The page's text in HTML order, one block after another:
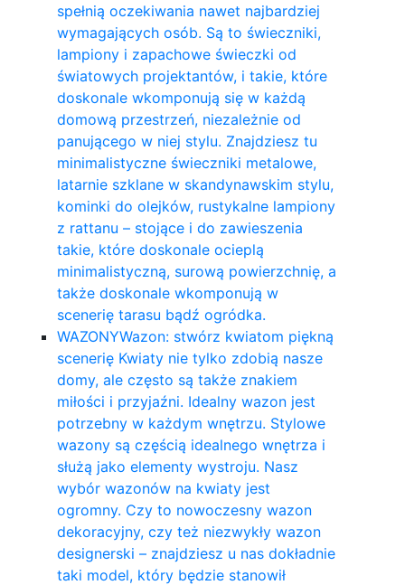
spełnią oczekiwania nawet najbardziej
wymagających osób. Są to świeczniki,
lampiony i zapachowe świeczki od
światowych projektantów, i takie, które
doskonale wkomponują się w każdą
domową przestrzeń, niezależnie od
panującego w niej stylu. Znajdziesz tu
minimalistyczne świeczniki metalowe,
latarnie szklane w skandynawskim stylu,
kominki do olejków, rustykalne lampiony
z rattanu – stojące i do zawieszenia
takie, które doskonale ocieplą
minimalistyczną, surową powierzchnię, a
także doskonale wkomponują w
scenerię tarasu bądź ogródka.
WAZONYWazon: stwórz kwiatom piękną
scenerię Kwiaty nie tylko zdobią nasze
domy, ale często są także znakiem
miłości i przyjaźni. Idealny wazon jest
potrzebny w każdym wnętrzu. Stylowe
wazony są częścią idealnego wnętrza i
służą jako elementy wystroju. Nasz
wybór wazonów na kwiaty jest
ogromny. Czy to nowoczesny wazon
dekoracyjny, czy też niezwykły wazon
designerski – znajdziesz u nas dokładnie
taki model, który będzie stanowił